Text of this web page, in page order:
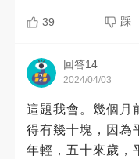
39 踩
回答14
2024/04/03
這題我會。幾個月
得有幾十塊，因為
年輕，五十來歲，